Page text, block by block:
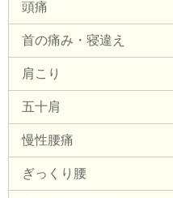
頭痛
首の痛み・寝違え
肩こり
五十肩
慢性腰痛
ぎっくり腰